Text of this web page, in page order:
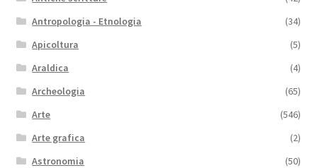
Antropologia - Etnologia
(34)
Apicoltura
(5)
Araldica
(4)
Archeologia
(65)
Arte
(546)
Arte grafica
(2)
Astronomia
(50)